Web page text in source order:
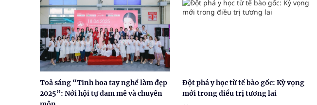
Toả sáng “Tinh hoa tay nghề làm đẹp
2025”: Nới hội tự đam mê và chuyên
Đột phá y học từ tế bào gốc: Kỳ vọng
mới trong điều trị tương lai